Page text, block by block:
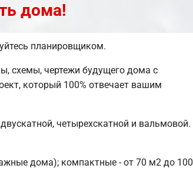
дома!
планировщиком.
схемы, чертежи будущего дома с
который 100% отвечает вашим
четырехскатной и вальмовой.
дома); компактные - от 70 м2 до 100